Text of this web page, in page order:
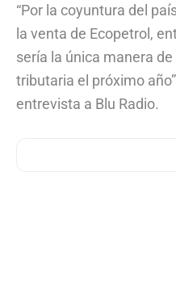
“Por la coyuntura del
la venta de Ecopetrol,
sería la única manera
tributaria el próximo
entrevista a Blu Radio.